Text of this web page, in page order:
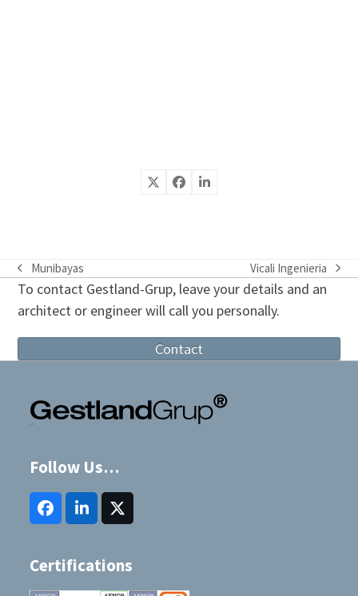
previous
post:
Munibayas
next
post:
Vicali Ingenieria
To contact Gestland-Grup, leave your details and an
architect or engineer will call you personally.
Contact
Follow Us…
FacebookLinkedInTwitter
(deprecated)
Certifications